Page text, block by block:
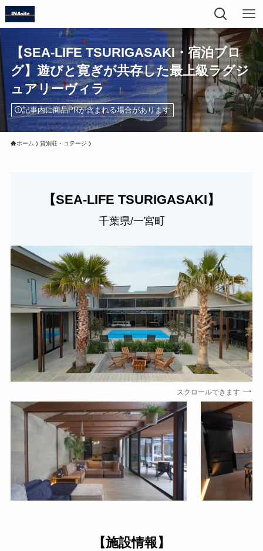
【SEA-LIFE TSURIGASAKI・宿泊ブロ
グ】遊びと寛ぎが共存した最上級ラグジ
ュアリーヴィラ
記事内に商品PRが含まれる場合があります
ホーム 貸別荘・コテージ
【SEA-LIFE TSURIGASAKI】
千葉県/一宮町
スクロールできます
【施設情報】